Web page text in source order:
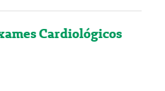
Cardiológicos